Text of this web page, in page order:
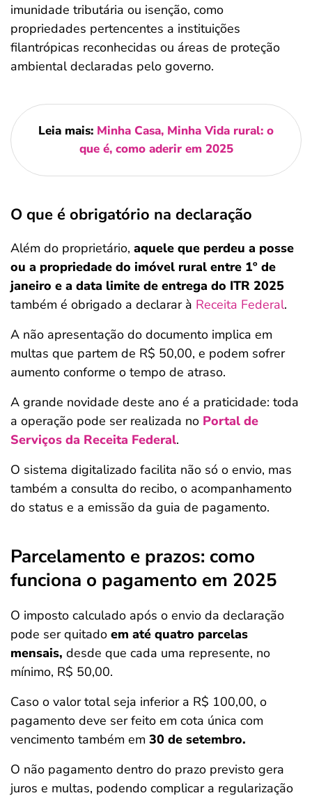
imunidade tributária ou isenção, como
propriedades pertencentes a instituições
filantrópicas reconhecidas ou áreas de proteção
ambiental declaradas pelo governo.
Leia mais: Minha Casa, Minha Vida rural: o
que é, como aderir em 2025
O que é obrigatório na declaração
Além do proprietário, aquele que perdeu a posse
ou a propriedade do imóvel rural entre 1º de
janeiro e a data limite de entrega do ITR 2025
também é obrigado a declarar à Receita Federal.
A não apresentação do documento implica em
multas que partem de R$ 50,00, e podem sofrer
aumento conforme o tempo de atraso.
A grande novidade deste ano é a praticidade: toda
a operação pode ser realizada no Portal de
Serviços da Receita Federal.
O sistema digitalizado facilita não só o envio, mas
também a consulta do recibo, o acompanhamento
do status e a emissão da guia de pagamento.
Parcelamento e prazos: como
funciona o pagamento em 2025
O imposto calculado após o envio da declaração
pode ser quitado em até quatro parcelas
mensais, desde que cada uma represente, no
mínimo, R$ 50,00.
Caso o valor total seja inferior a R$ 100,00, o
pagamento deve ser feito em cota única com
vencimento também em 30 de setembro.
O não pagamento dentro do prazo previsto gera
juros e multas, podendo complicar a regularização